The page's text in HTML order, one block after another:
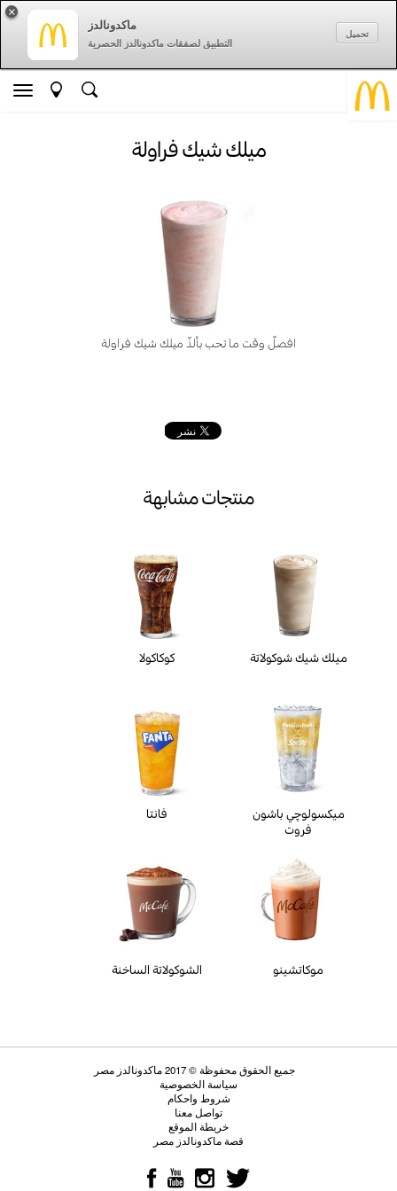
ماكدونالدز
التطبيق لصفقات ماكدونالدز الحصرية
تحميل
×
ميلك شيك فراولة
افصلّ وقت ما تحب بألذّ ميلك شيك فراولة
منتجات مشابهة
ميلك شيك شوكولاتة كوكاكولا
ميكسولوچي باشون
فروت
فانتا
موكاتشينو الشوكولاتة الساخنة
سياسة الخصوصية
شروط واحكام
تواصل معنا
خريطة الموقع
قصة ماكدونالدز مصر